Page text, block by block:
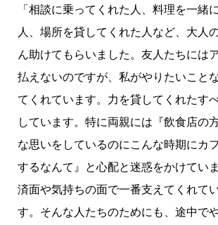
「相談に乗ってくれた人、料理を一緒
人、場所を貸してくれた人など、大人
ん助けてもらいました。友人たちには
払えないのですが、私がやりたいこと
てくれています。力を貸してくれたす
しています。特に両親には『飲食店の
な思いをしているのにこんな時期にカ
するなんて』と心配と迷惑をかけてい
済面や気持ちの面で一番支えてくれて
す。そんな人たちのためにも、途中で